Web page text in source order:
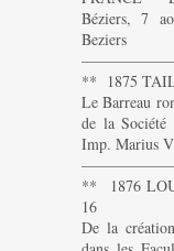
Béziers, 7
Beziers
** 1875
Le Barreau
de la
Imp. Marius
** 1876
16
De la